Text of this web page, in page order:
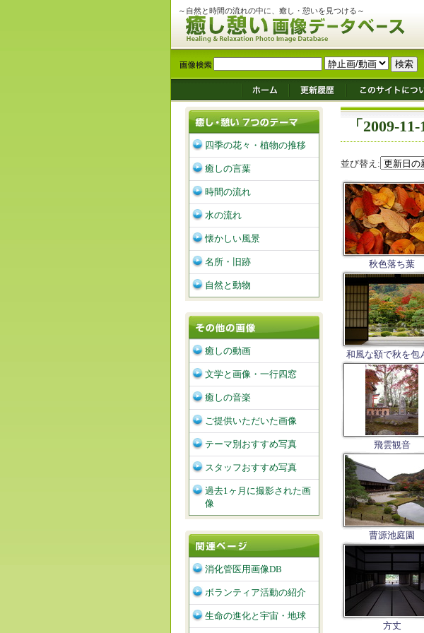
～自然と時間の流れの中に、癒し・憩いを見つける～
「2009-
並び替え:
秋色落ち葉
和風な額で秋を包
飛雲観音
曹源池庭園
方丈
四季の花々・植物の推移
癒しの言葉
時間の流れ
水の流れ
懐かしい風景
名所・旧跡
自然と動物
癒しの動画
文学と画像・一行四窓
癒しの音楽
ご提供いただいた画像
テーマ別おすすめ写真
スタッフおすすめ写真
過去1ヶ月に撮影された画
像
消化管医用画像DB
ボランティア活動の紹介
生命の進化と宇宙・地球